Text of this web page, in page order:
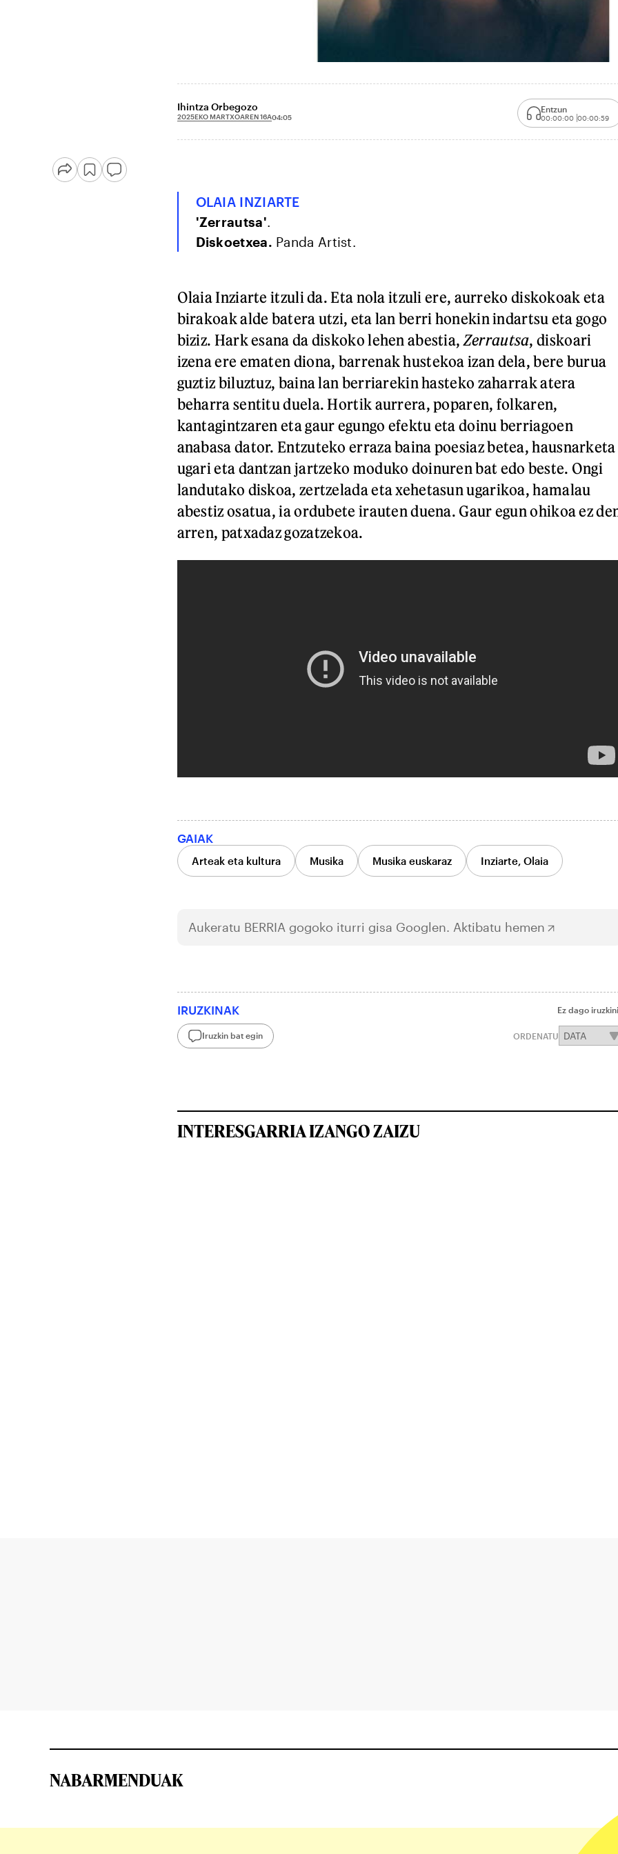
Ihintza Orbegozo
2025EKO MARTXOAREN 16A04:05
Entzun
00:00:00 00:00:59
OLAIA INZIARTE
'Zerrautsa'.
Diskoetxea. Panda Artist.
Olaia Inziarte itzuli da. Eta nola itzuli ere, aurreko diskokoak eta
birakoak alde batera utzi, eta lan berri honekin indartsu eta gogo
biziz. Hark esana da diskoko lehen abestia, Zerrautsa, diskoari
izena ere ematen diona, barrenak hustekoa izan dela, bere burua
guztiz biluztuz, baina lan berriarekin hasteko zaharrak atera
beharra sentitu duela. Hortik aurrera, poparen, folkaren,
kantagintzaren eta gaur egungo efektu eta doinu berriagoen
anabasa dator. Entzuteko erraza baina poesiaz betea, hausnarketa
ugari eta dantzan jartzeko moduko doinuren bat edo beste. Ongi
landutako diskoa, zertzelada eta xehetasun ugarikoa, hamalau
abestiz osatua, ia ordubete irauten duena. Gaur egun ohikoa ez
arren, patxadaz gozatzekoa.
GAIAK
Arteak eta kultura Musika Musika euskaraz Inziarte, Olaia
Aukeratu BERRIA gogoko iturri gisa Googlen. Aktibatu hemen
IRUZKINAK Ez dago
Iruzkin bat egin ORDENATU
INTERESGARRIA IZANGO ZAIZU
NABARMENDUAK